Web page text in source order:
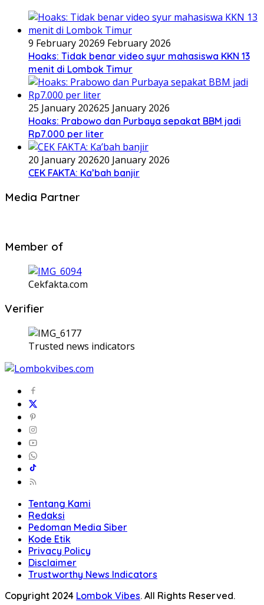
9 February 20269 February 2026
Hoaks: Tidak benar video syur mahasiswa KKN 13
menit di Lombok Timur
25 January 202625 January 2026
Hoaks: Prabowo dan Purbaya sepakat BBM jadi
Rp7.000 per liter
20 January 202620 January 2026
CEK FAKTA: Ka’bah banjir
Media Partner
Member of
Cekfakta.com
Verifier
Trusted news indicators
Tentang Kami
Redaksi
Pedoman Media Siber
Kode Etik
Privacy Policy
Disclaimer
Trustworthy News Indicators
Copyright 2024 Lombok Vibes. All Rights Reserved.